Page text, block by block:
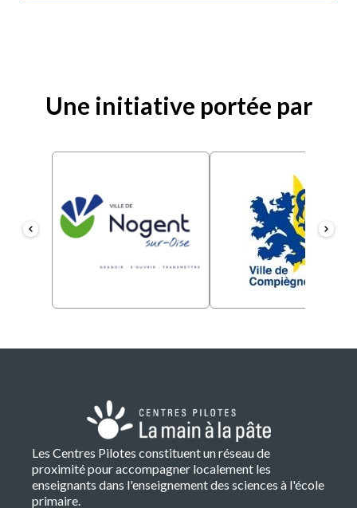
Une initiative portée par
Les Centres Pilotes constituent un réseau de
proximité pour accompagner localement les
enseignants dans l'enseignement des sciences à l'école
primaire.